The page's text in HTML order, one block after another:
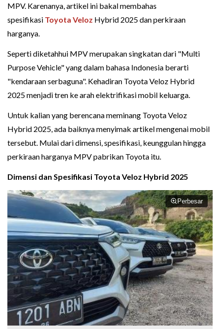
MPV. Karenanya, artikel ini bakal membahas
spesifikasi Toyota Veloz Hybrid 2025 dan perkiraan
harganya.
Seperti diketahhui MPV merupakan singkatan dari "Multi
Purpose Vehicle" yang dalam bahasa Indonesia berarti
"kendaraan serbaguna". Kehadiran Toyota Veloz Hybrid
2025 menjadi tren ke arah elektrifikasi mobil keluarga.
Untuk kalian yang berencana meminang Toyota Veloz
Hybrid 2025, ada baiknya menyimak artikel mengenai mobil
tersebut. Mulai dari dimensi, spesifikasi, keunggulan hingga
perkiraan harganya MPV pabrikan Toyota itu.
Dimensi dan Spesifikasi Toyota Veloz Hybrid 2025
Perbesar